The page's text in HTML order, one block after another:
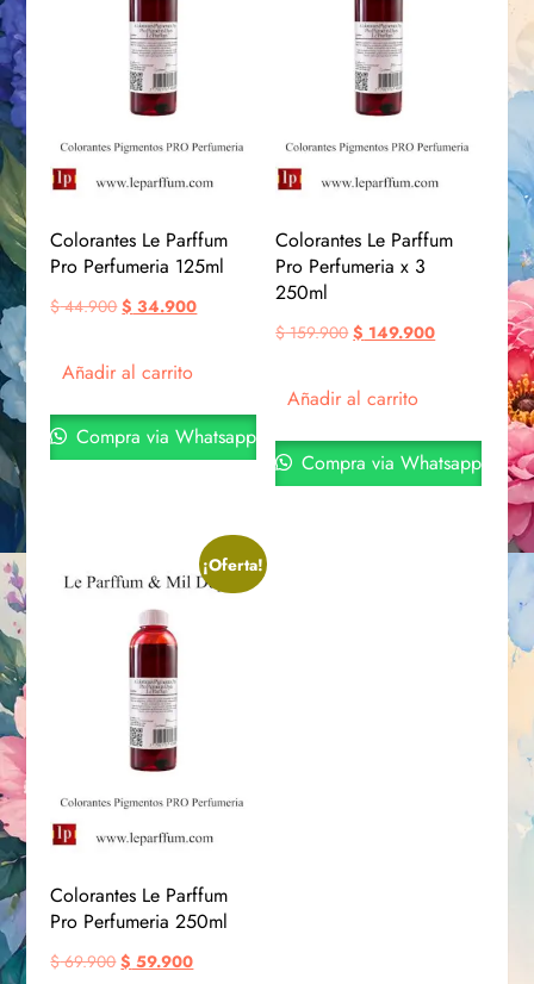
Colorantes Le Parffum
Pro Perfumeria 125ml
$44.900 $ 34.900
Añadir al carrito
Compra via Whatsapp
Colorantes Le Parffum
Pro Perfumeria x 3
250ml
$159.900 $ 149.900
Añadir al carrito
Compra via Whatsapp
¡Oferta!
Colorantes Le Parffum
Pro Perfumeria 250ml
$69.900 $ 59.900